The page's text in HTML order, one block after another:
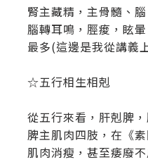
腎主藏精，主骨髓、
腦轉耳鳴，脛痠，眩
最多(這邊是我從講義
☆五行相生相剋
從五行來看，肝剋脾
脾主肌肉四肢，在《
肌肉消瘦，甚至痿廢